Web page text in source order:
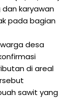
karyawan
pada bagian
desa
di areal
sawit yang